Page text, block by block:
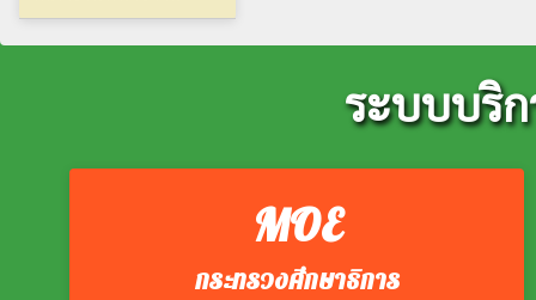
ระบบบริ
MOE
กระทรวงศึกษาธิการ